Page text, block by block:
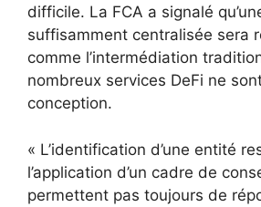
difficile. La FCA a signalé
suffisamment centralisée sera
comme l’intermédiation
nombreux services DeFi ne
conception.
« L’identification d’une entité
l’application d’un cadre de
permettent pas toujours de